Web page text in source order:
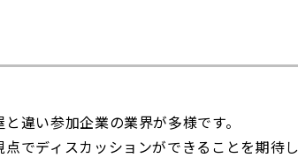
違い参加企業の業界が多様です。
でディスカッションができることを期待し